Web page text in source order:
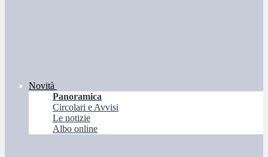
Novità
Panoramica
Circolari e Avvisi
Le notizie
Albo online